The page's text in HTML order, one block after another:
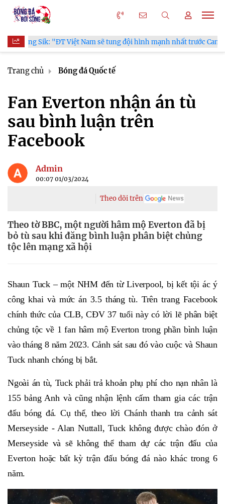
Sik: "ĐT Việt Nam sẽ tung đội hình mạnh nhất trước Campuchia"
Trang chủ Bóng đá Quốc tế
Fan Everton nhận án tù
sau bình luận trên
Facebook
Admin
00:07 01/03/2024
Theo dõi trên
Theo tờ BBC, một người hâm mộ Everton đã bị
bỏ tù sau khi đăng bình luận phân biệt chủng
tộc lên mạng xã hội
Shaun Tuck – một NHM đến từ Liverpool, bị kết tội ác ý
công khai và mức án 3.5 tháng tù. Trên trang Facebook
chính thức của CLB, CĐV 37 tuổi này có lời lẽ phân biệt
chủng tộc về 1 fan hâm mộ Everton trong phần bình luận
vào tháng 8 năm 2023. Cảnh sát sau đó vào cuộc và Shaun
Tuck nhanh chóng bị bắt.
Ngoài án tù, Tuck phải trả khoản phụ phí cho nạn nhân là
155 bảng Anh và cũng nhận lệnh cấm tham gia các trận
đấu bóng đá. Cụ thể, theo lời Chánh thanh tra cảnh sát
Merseyside - Alan Nuttall, Tuck không được chào đón ở
Merseyside và sẽ không thể tham dự các trận đấu của
Everton hoặc bất kỳ trận đấu bóng đá nào khác trong 6
năm.